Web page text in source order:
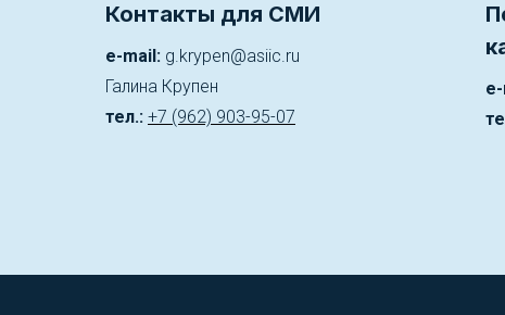
Контакты для СМИ
e-mail: g.krypen@asiic.ru
Галина Крупен
тел.: +7 (962) 903-95-07